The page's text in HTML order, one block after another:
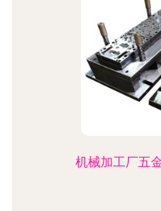
机械加工厂五